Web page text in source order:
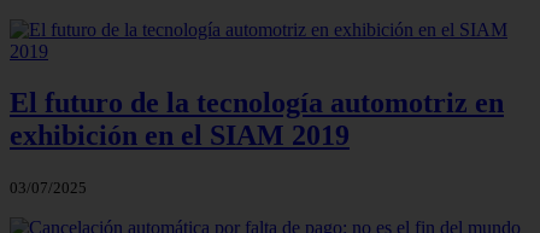
El futuro de la tecnología automotriz en
exhibición en el SIAM 2019
03/07/2025